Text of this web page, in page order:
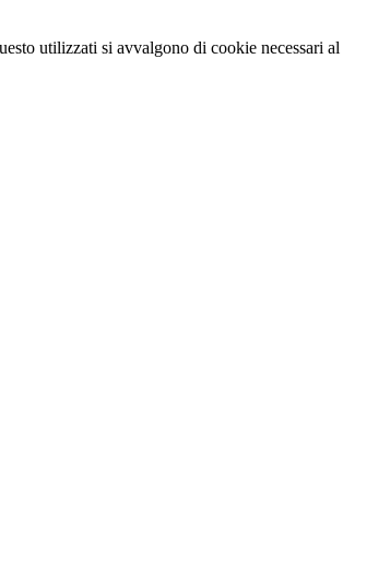
utilizzati si avvalgono di cookie necessari al